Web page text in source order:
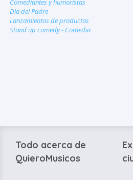
Día del Padre
Lanzamientos de productos
Stand up comedy - Comedia
Todo acerca de
QuieroMusicos